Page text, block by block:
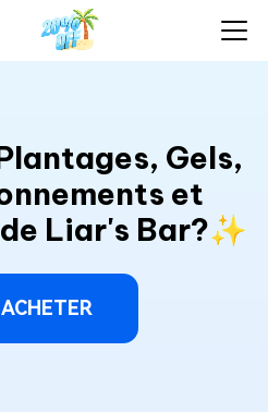
Gels,
et
Liar's Bar?✨
ACHETER